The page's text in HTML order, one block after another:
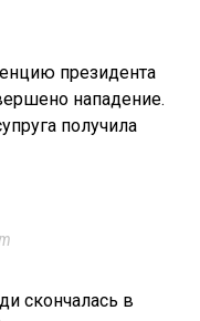
президента
нападение.
получила
скончалась в